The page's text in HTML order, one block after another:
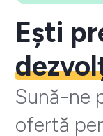
Ești
Sună-ne
ofertă